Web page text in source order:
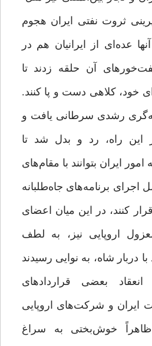
ثروت نفتی ایران هجوم
عده‌ای از ایرانیان هم در
آن حلقه زدند تا
خود، کلاهی دست و پا کنند.
رشدی سرطانی یافت و
این راه، رد و بدل شد تا
ایران بتوانند با مقام‌های
اجرای برنامه‌های جاه‌طلبانه
کنند، در این میان اعضای
اروپایی نیز، به لطف
دربار شاه، به نوایی رسیدند
بعضی قراردادهای
ایران و شرکت‌های اروپایی
خوش‌بختی به سراغ